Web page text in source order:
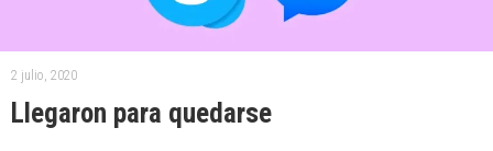
2 julio, 2020
Llegaron para quedarse